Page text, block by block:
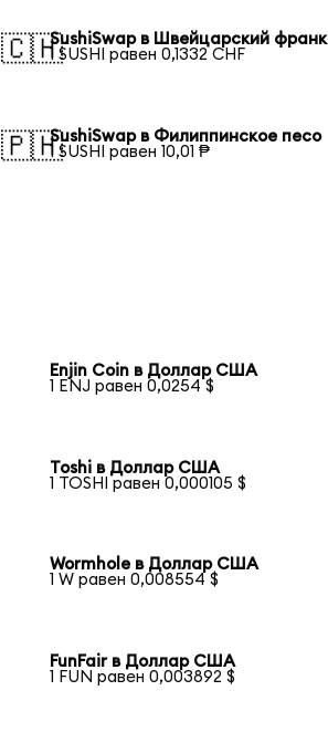
🇨🇭SushiSwap в Швейцарский франк
1 SUSHI равен 0,1332 CHF
🇵🇭SushiSwap в Филиппинское песо
1 SUSHI равен 10,01 ₱
Enjin Coin в Доллар США
1 ENJ равен 0,0254 $
Toshi в Доллар США
1 TOSHI равен 0,000105 $
Wormhole в Доллар США
1 W равен 0,008554 $
FunFair в Доллар США
1 FUN равен 0,003892 $